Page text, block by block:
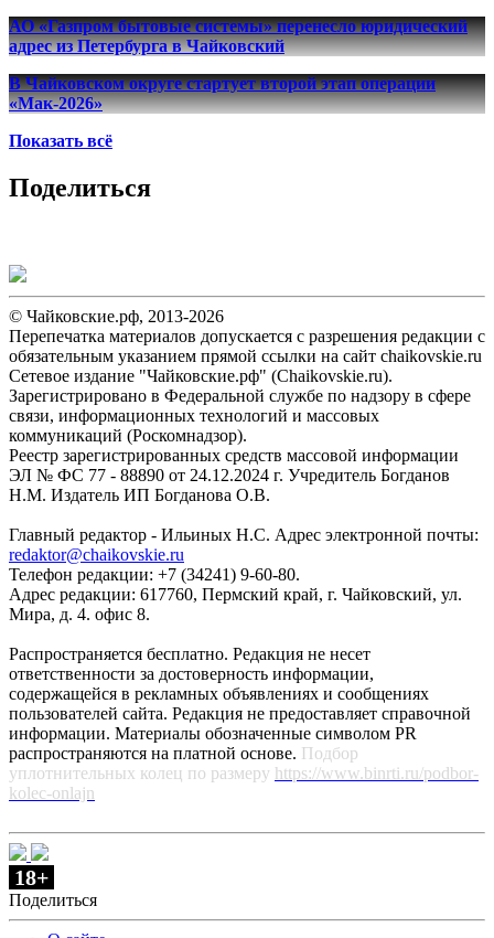
АО «Газпром бытовые системы» перенесло юридический
адрес из Петербурга в Чайковский
В Чайковском округе стартует второй этап операции
«Мак-2026»
Показать всё
Поделиться
© Чайковские.рф, 2013-2026
Перепечатка материалов допускается с разрешения редакции с
обязательным указанием прямой ссылки на сайт chaikovskie.ru
Сетевое издание "Чайковские.рф" (Chaikovskie.ru).
Зарегистрировано в Федеральной службе по надзору в сфере
связи, информационных технологий и массовых
коммуникаций (Роскомнадзор).
Реестр зарегистрированных средств массовой информации
ЭЛ № ФС 77 - 88890 от 24.12.2024 г. Учредитель Богданов
Н.М. Издатель ИП Богданова О.В.
Главный редактор - Ильиных Н.С. Адрес электронной почты:
redaktor@chaikovskie.ru
Телефон редакции: +7 (34241) 9-60-80.
Адрес редакции: 617760, Пермский край, г. Чайковский, ул.
Мира, д. 4. офис 8.
Распространяется бесплатно. Редакция не несет
ответственности за достоверность информации,
содержащейся в рекламных объявлениях и сообщениях
пользователей сайта. Редакция не предоставляет справочной
информации. Материалы обозначенные символом PR
распространяются на платной основе. Подбор
уплотнительных колец по размеру https://www.binrti.ru/podbor-
kolec-onlajn
18+
Поделиться